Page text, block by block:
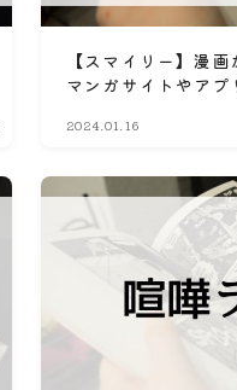
【スマイリー】漫
マンガサイトやア
2024.01.16